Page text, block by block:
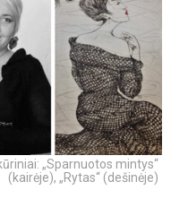
„Sparnuotos mintys“
(kairėje), „Rytas“ (dešinėje)